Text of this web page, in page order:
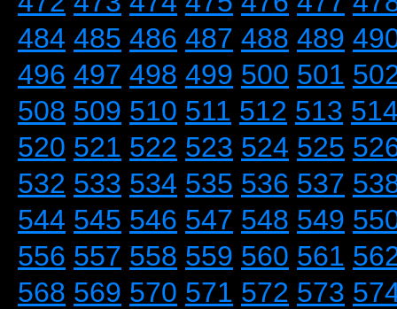
484 485 486 487 488 489
496 497 498 499 500 501
508 509 510 511 512 513
520 521 522 523 524 525
532 533 534 535 536 537
544 545 546 547 548 549
556 557 558 559 560 561
568 569 570 571 572 573